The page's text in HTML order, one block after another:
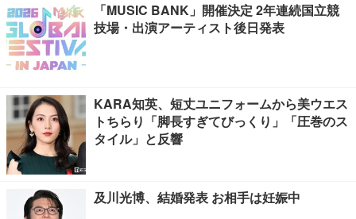
「MUSIC BANK」開催決定 2年連続国立競
技場・出演アーティスト後日発表
KARA知英、短丈ユニフォームから美ウエス
トちらり「脚長すぎてびっくり」「圧巻のス
タイル」と反響
及川光博、結婚発表 お相手は妊娠中